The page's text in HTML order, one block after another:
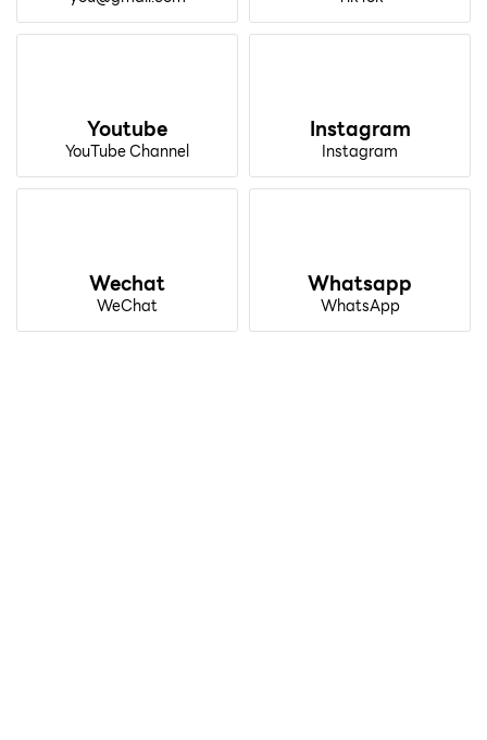
Youtube
YouTube Channel
Instagram
Instagram
Wechat
WeChat
Whatsapp
WhatsApp